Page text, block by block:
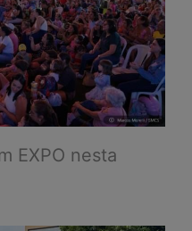
EXPO nesta